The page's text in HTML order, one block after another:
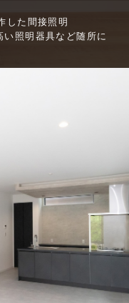
した間接照明
照明器具など随所に